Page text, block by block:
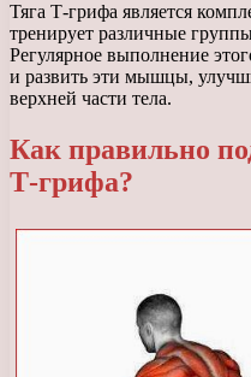
Тяга Т-грифа является
тренирует различные
Регулярное выполнение
и развить эти мышцы,
верхней части тела.
Как правильно
Т-грифа?